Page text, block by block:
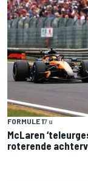
FORMULE 17 u
McLaren
roterende